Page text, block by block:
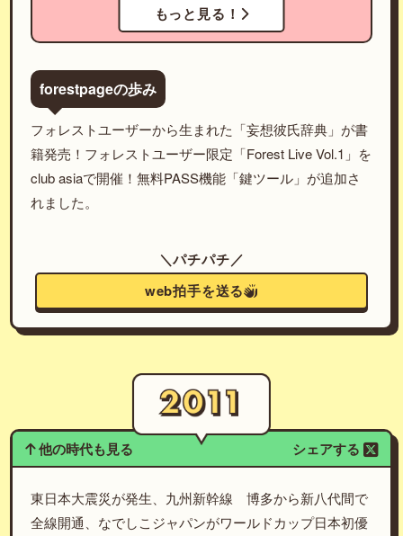
もっと見る！
forestpageの歩み
フォレストユーザーから生まれた「妄想彼氏辞典」が書
籍発売！フォレストユーザー限定「Forest Live Vol.1」を
club asiaで開催！無料PASS機能「鍵ツール」が追加さ
れました。
＼パチパチ／
web拍手を送る
他の時代も見る シェアする
東日本大震災が発生、九州新幹線 博多から新八代間で
全線開通、なでしこジャパンがワールドカップ日本初優